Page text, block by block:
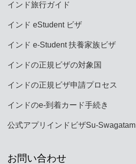
インド旅行ガイド
インド eStudent ビザ
インド e-Student 扶養家族ビザ
インドの正規ビザの対象国
インドの正規ビザ申請プロセス
インドのe-到着カード手続き
公式アプリインドビザSu-Swagatam
お問い合わせ